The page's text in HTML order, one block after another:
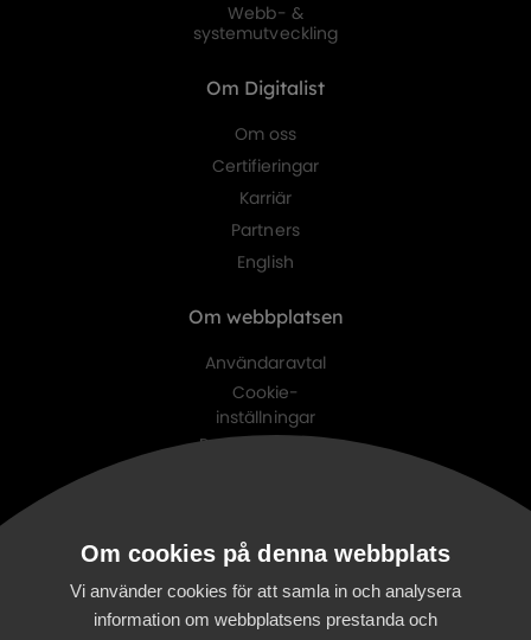
Webb- &
systemutveckling
Om Digitalist
Om oss
Certifieringar
Karriär
Partners
English
Om webbplatsen
Användaravtal
Cookie-
inställningar
Personuppgifts-
Digitalist Cloud
Digitalist Finland
Om cookies på denna webbplats
Vi använder cookies för att samla in och analysera
information om webbplatsens prestanda och